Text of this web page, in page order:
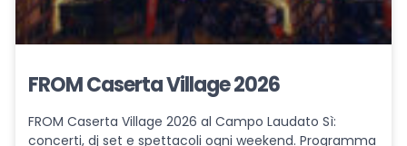
FROM Caserta Village 2026
FROM Caserta Village 2026 al Campo Laudato Sì:
concerti, dj set e spettacoli ogni weekend. Programma